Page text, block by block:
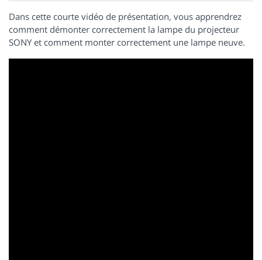
Dans cette courte vidéo de présentation, vous apprendrez
comment démonter correctement la lampe du projecteur
SONY et comment monter correctement une lampe neuve.